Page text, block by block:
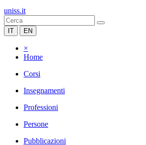
uniss.it
IT EN
×
Home
Corsi
Insegnamenti
Professioni
Persone
Pubblicazioni